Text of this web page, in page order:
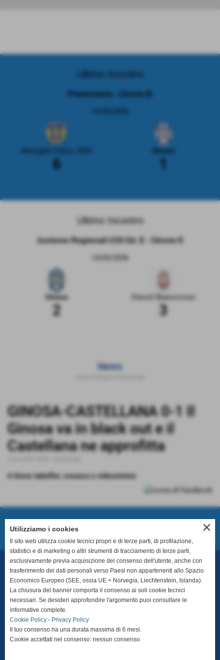
Ultimo Incontro
Promozione - Girone B
Mesagne Calcio 2020 Ginosa
6 1
Ultimo Incontro
Juniores Regionali U19 Gir. E - Girone E
Ginosa Diavoli Biancorossi
2 3
News
GINOSA-CASTELLANA 0-1 Il
Ginosa va in black out e il
Castellana ne approfitta
A breve tabellini, cronaca e videosintesi.
Prossimo Incontro
ASD Ginosa
Matricola LND 21400
Via per Montescaglioso, snc - 74013 - Ginosa (TA)
P.I. 02959880739 - C.F.: 90073980733
close
Utilizziamo i cookies
Il sito web utilizza cookie tecnici propri e di terze parti, di profilazione,
statistici e di marketing o altri strumenti di tracciamento di terze parti,
esclusivamente previa acquisizione del consenso dell'utente, anche con
trasferimento dei dati personali verso Paesi non appartenenti allo Spazio
Economico Europeo (SEE, ossia UE + Norvegia, Liechtenstein, Islanda).
La chiusura del banner comporta il consenso ai soli cookie tecnici
necessari. Se desideri approfondire l'argomento puoi consultare le
informative complete.
Cookie Policy - Privacy Policy
Il tuo consenso ha una durata massima di 6 mesi.
Cookie accettati nel consenso: nessun consenso